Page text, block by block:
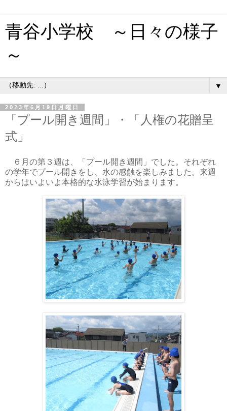
青谷小学校 ～日々の様子
～
▼
2023年6月19日月曜日
「プール開き週間」・「人権の花贈呈
式」
６月の第３週は、「プール開き週間」でした。それぞれ
の学年でプール開きをし、水の感触を楽しみました。来週
からはいよいよ本格的な水泳学習が始まります。